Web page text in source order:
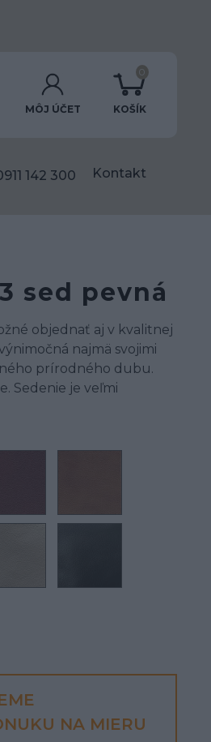
MÔJ ÚČET KOŠÍK
0
142 300 Kontakt
sed pevná
objednať aj v kvalitnej
najmä svojimi
prírodného dubu.
Sedenie je veľmi
NA MIERU